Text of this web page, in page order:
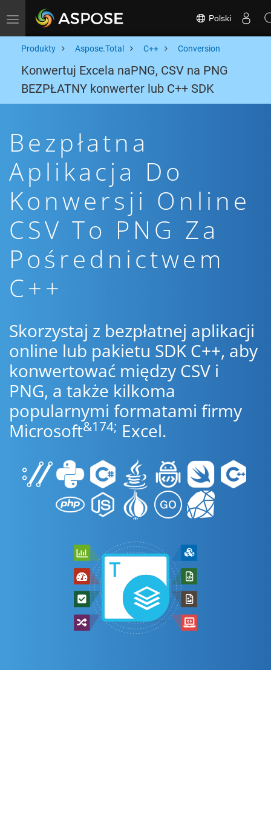
Toggle navigation Polski
Produkty Aspose.Total C++ Conversion
Konwertuj Excela naPNG, CSV na PNG
BEZPŁATNY konwerter lub C++ SDK
Bezpłatna
Aplikacja Do
Konwersji Online
CSV To PNG Za
Pośrednictwem
C++
Skorzystaj z bezpłatnej aplikacji
online lub pakietu SDK C++, aby
konwertować między CSV i
PNG, a także kilkoma
popularnymi formatami firmy
Microsoft&174; Excel.